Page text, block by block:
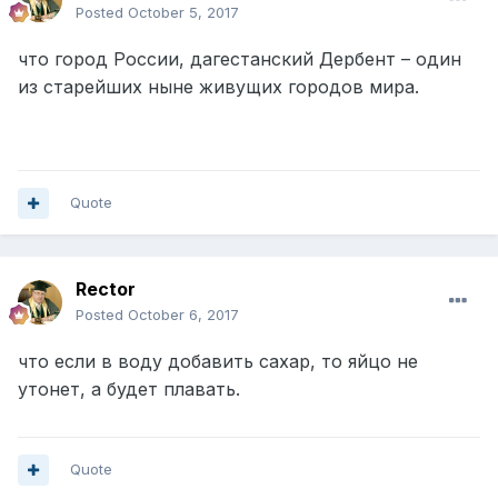
Posted October 5, 2017
что город России, дагестанский Дербент – один
из старейших ныне живущих городов мира.
Quote
Rector
Posted October 6, 2017
что если в воду добавить сахар, то яйцо не
утонет, а будет плавать.
Quote